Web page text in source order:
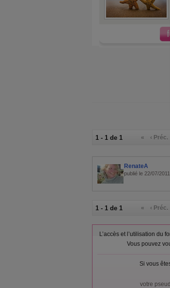
1 - 1 de 1 « ‹ Préc.
RenateA
publié le 22/07/
1 - 1 de 1 « ‹ Préc.
L’accès et l’utilisation du
Vous pouvez
Si vous
votre